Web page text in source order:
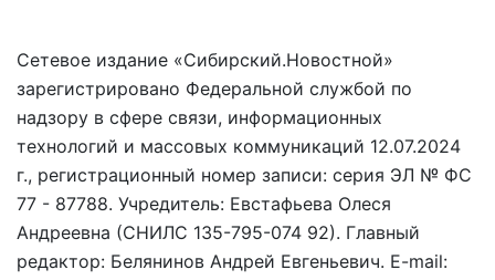
Сетевое издание «Сибирский.Новостной»
зарегистрировано Федеральной службой по
надзору в сфере связи, информационных
технологий и массовых коммуникаций 12.07.2024
г., регистрационный номер записи: серия ЭЛ № ФС
77 - 87788. Учредитель: Евстафьева Олеся
Андреевна (СНИЛС 135-795-074 92). Главный
редактор: Белянинов Андрей Евгеньевич. E-mail: